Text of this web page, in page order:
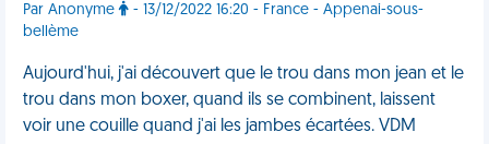
Par Anonyme
- 13/12/2022 16:20 - France - Appenai-sous-
bellème
Aujourd'hui, j'ai découvert que le trou dans mon jean et le
trou dans mon boxer, quand ils se combinent, laissent
voir une couille quand j'ai les jambes écartées. VDM